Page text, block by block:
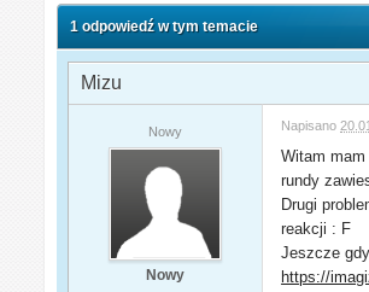
1 odpowiedź w tym temacie
Mizu
Nowy
Nowy
Napisano
Witam
rundy
Drugi
reakcji : F
Jeszcze
https://